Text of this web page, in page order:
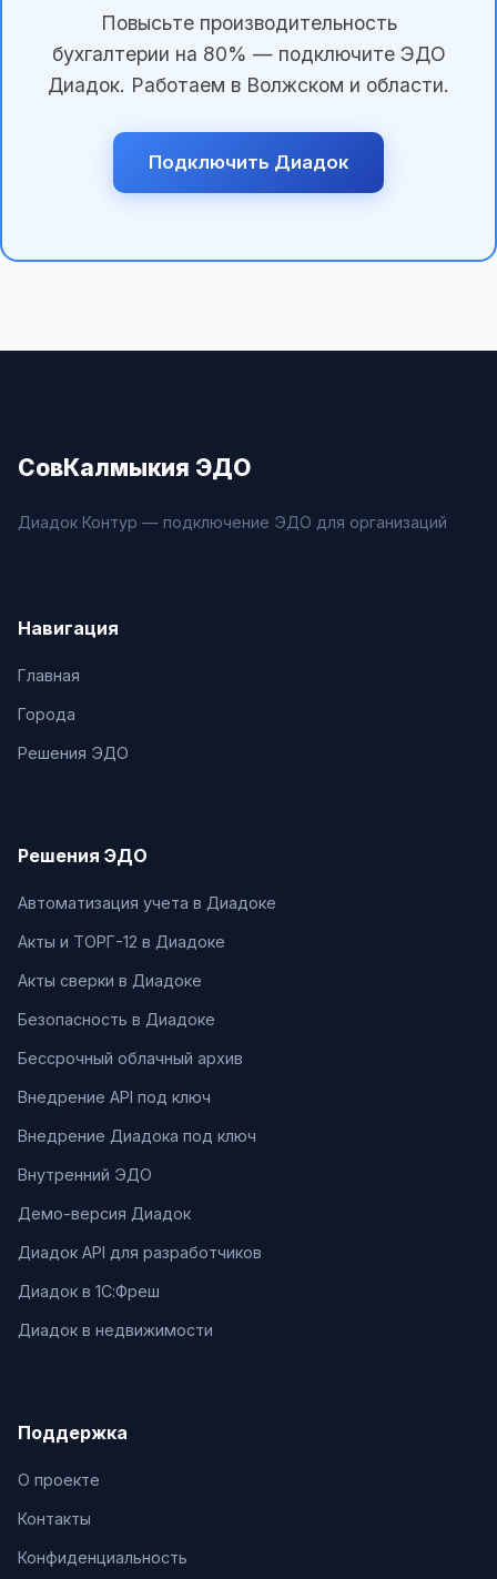
Повысьте производительность
бухгалтерии на 80% — подключите ЭДО
Диадок. Работаем в Волжском и области.
Подключить Диадок
СовКалмыкия ЭДО
Диадок Контур — подключение ЭДО для организаций
Навигация
Главная
Города
Решения ЭДО
Решения ЭДО
Автоматизация учета в Диадоке
Акты и ТОРГ-12 в Диадоке
Акты сверки в Диадоке
Безопасность в Диадоке
Бессрочный облачный архив
Внедрение API под ключ
Внедрение Диадока под ключ
Внутренний ЭДО
Демо-версия Диадок
Диадок API для разработчиков
Диадок в 1С:Фреш
Диадок в недвижимости
Поддержка
О проекте
Контакты
Конфиденциальность